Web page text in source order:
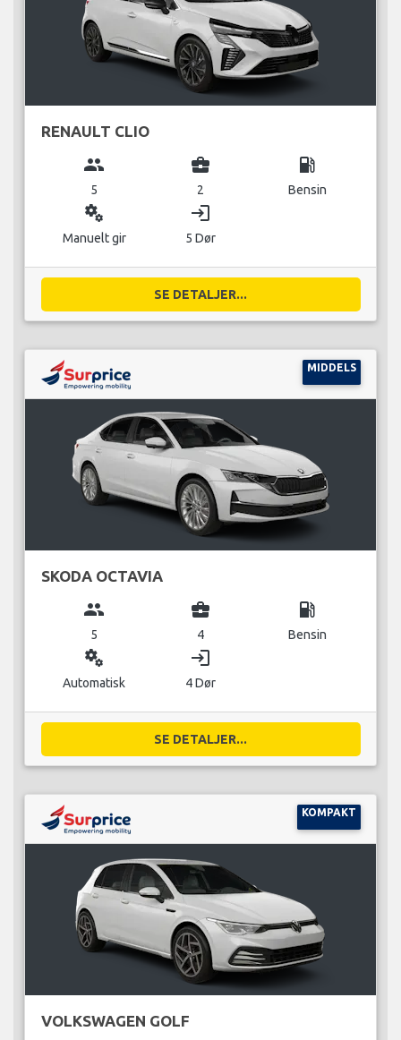
RENAULT CLIO
group
5
business_center
2
local_gas_station
Bensin
miscellaneous_services
Manuelt gir
login
5 Dør
SE DETALJER...
MIDDELS
SKODA OCTAVIA
group
5
business_center
4
local_gas_station
Bensin
miscellaneous_services
Automatisk
login
4 Dør
SE DETALJER...
KOMPAKT
VOLKSWAGEN GOLF